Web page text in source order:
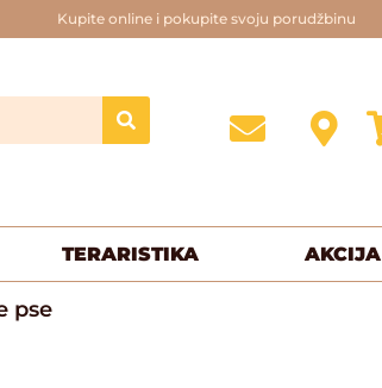
Kupite online i pokupite svoju porudžbinu
TERARISTIKA AKCIJA
pse